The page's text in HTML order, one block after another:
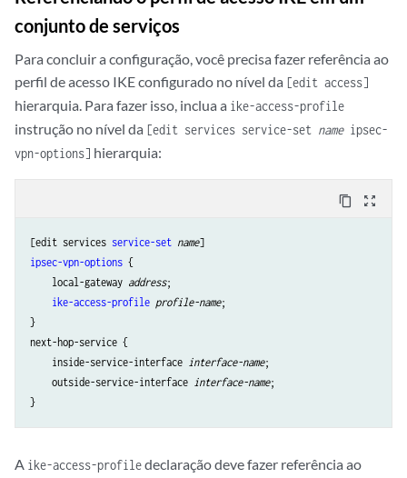
conjunto de serviços
Para concluir a configuração, você precisa fazer referência ao
perfil de acesso IKE configurado no nível da [edit access]
hierarquia. Para fazer isso, inclua a ike-access-profile
instrução no nível da [edit services service-set nameipsec-
vpn-options] hierarquia:
content_copy zoom_out_map
[edit services service-set name
ipsec-vpn-options {
    local-gateway
address;
ike-access-profile profile-name;
}
next-hop-service {
    inside-service-interface
interface-name;
    outside-service-interface
interface-name;
A ike-access-profiledeclaração deve fazer referência ao